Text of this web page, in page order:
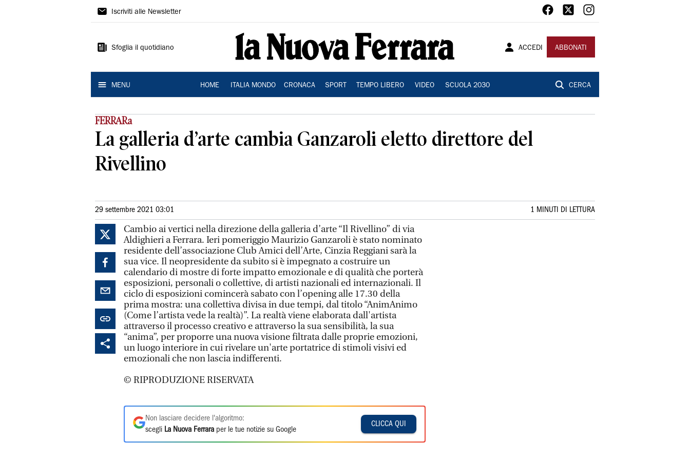
La
Ferrara
Iscriviti alle Newsletter
Sfoglia il quotidiano ACCEDI ABBONATI
MENU HOME ITALIA MONDO CRONACA SPORT TEMPO LIBERO VIDEO SCUOLA 2030 CERCA
FERRARa
La galleria d’arte cambia Ganzaroli eletto direttore del
Rivellino
29 settembre 2021 03:01 1 MINUTI DI LETTURA
Cambio ai vertici nella direzione della galleria d’arte “Il Rivellino” di via
Aldighieri a Ferrara. Ieri pomeriggio Maurizio Ganzaroli è stato nominato
residente dell’associazione Club Amici dell’Arte, Cinzia Reggiani sarà la
sua vice. Il neopresidente da subito si è impegnato a costruire un
calendario di mostre di forte impatto emozionale e di qualità che porterà
esposizioni, personali o collettive, di artisti nazionali ed internazionali. Il
ciclo di esposizioni comincerà sabato con l’opening alle 17.30 della
prima mostra: una collettiva divisa in due tempi, dal titolo “AnimAnimo
(Come l’artista vede la realtà)”. La realtà viene elaborata dall'artista
attraverso il processo creativo e attraverso la sua sensibilità, la sua
“anima”, per proporre una nuova visione filtrata dalle proprie emozioni,
un luogo interiore in cui rivelare un'arte portatrice di stimoli visivi ed
emozionali che non lascia indifferenti.
© RIPRODUZIONE RISERVATA
Non lasciare decidere l'algoritmo:
scegli La Nuova Ferrara per le tue notizie su Google
CLICCA QUI